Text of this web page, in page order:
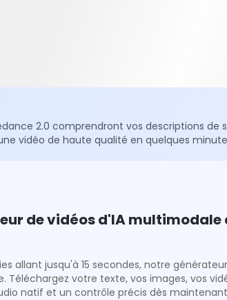
2.0 comprendront vos descriptions
vidéo de haute qualité en quelques
de vidéos d'IA multimodale
allant jusqu'à 15 secondes, notre
votre texte, vos images, vos
natif et un contrôle précis dès